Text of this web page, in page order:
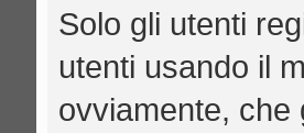
Solo gli utenti
utenti usando il
ovviamente, che